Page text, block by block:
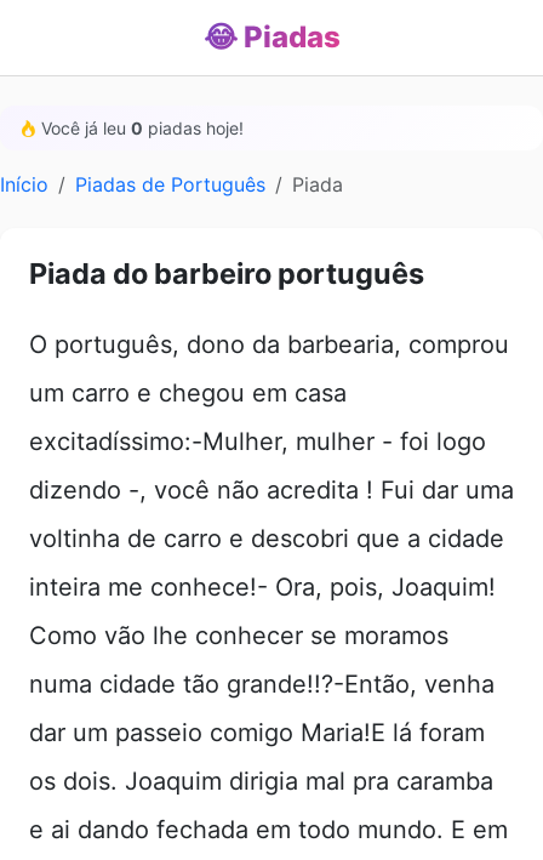
😂 Piadas
Você já leu 0 piadas hoje!
Início Piadas de Português Piada
Piada do barbeiro português
O português, dono da barbearia, comprou
um carro e chegou em casa
excitadíssimo:-Mulher, mulher - foi logo
dizendo -, você não acredita ! Fui dar uma
voltinha de carro e descobri que a cidade
inteira me conhece!- Ora, pois, Joaquim!
Como vão lhe conhecer se moramos
numa cidade tão grande!!?-Então, venha
dar um passeio comigo Maria!E lá foram
os dois. Joaquim dirigia mal pra caramba
e ai dando fechada em todo mundo. E em